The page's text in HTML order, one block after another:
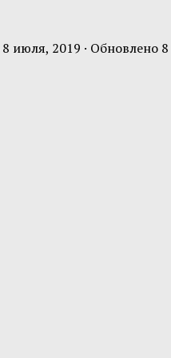
8 июля, 2019 · Обновлено